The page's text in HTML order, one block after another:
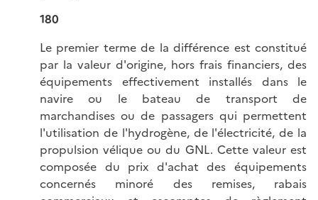
180
Le premier terme de la différence est constitué
par la valeur d'origine, hors frais financiers, des
équipements effectivement installés dans le
navire ou le bateau de transport de
marchandises ou de passagers qui permettent
l'utilisation de l'hydrogène, de l'électricité, de la
propulsion vélique ou du GNL. Cette valeur est
composée du prix d'achat des équipements
concernés minoré des remises, rabais